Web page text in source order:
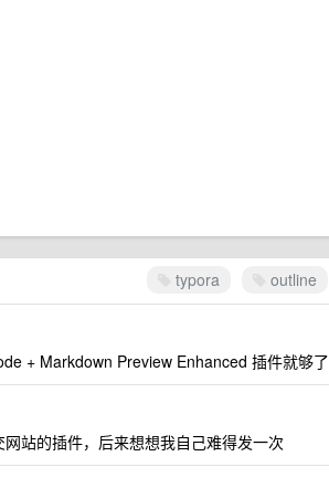
typora outline
+ Markdown Preview Enhanced 插件就够了
站的插件，后来想想我自己难得发一次